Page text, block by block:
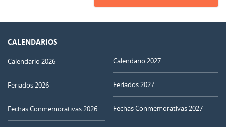
CALENDARIOS
Calendario 2026
Feriados 2026
Fechas Conmemorativas 2026
Calendario 2027
Feriados 2027
Fechas Conmemorativas 2027